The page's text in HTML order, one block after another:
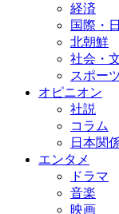
経済
国際・
北朝鮮
社会・
スポー
オピニオン
社説
コラム
日本関
エンタメ
ドラマ
音楽
映画